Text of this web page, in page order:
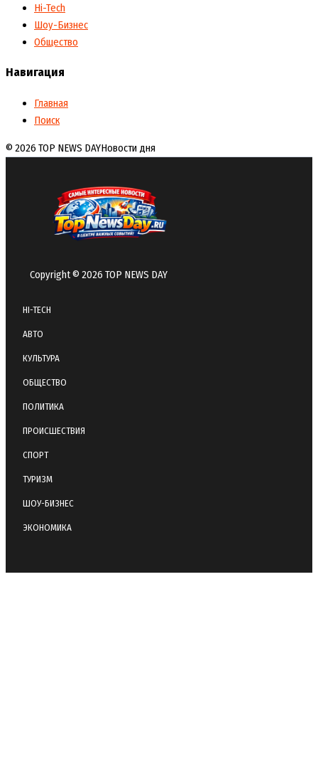
Hi-Tech
Шоу-Бизнес
Общество
Навигация
Главная
Поиск
© 2026 TOP NEWS DAYНовости дня
Copyright © 2026 TOP NEWS DAY
HI-TECH
АВТО
КУЛЬТУРА
ОБЩЕСТВО
ПОЛИТИКА
ПРОИСШЕСТВИЯ
СПОРТ
ТУРИЗМ
ШОУ-БИЗНЕС
ЭКОНОМИКА